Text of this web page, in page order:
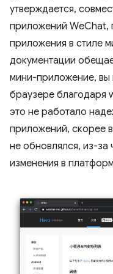
утверждается,
приложений WeChat,
приложения в стиле
документации
мини-приложение, вы
браузере благодаря
это не работало
приложений, скорее
не обновлялся, из-за
изменения в